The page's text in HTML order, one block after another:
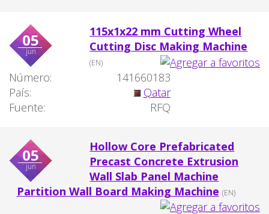
05
jun
115x1x22 mm Cutting Wheel
Cutting Disc Making Machine
(EN)
Número:
141660183
País:
Qatar
Fuente:
RFQ
05
jun
Hollow Core Prefabricated
Precast Concrete Extrusion
Wall Slab Panel Machine
Partition Wall Board Making Machine (EN)